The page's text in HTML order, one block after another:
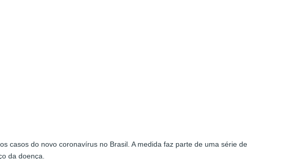
casos do novo coronavírus no Brasil. A medida faz parte de uma série de
da doença.